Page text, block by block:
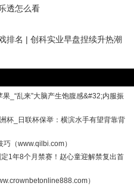
透怎么看
排名 | 创科实业早盘捏续升热潮
_“乱来”大脑产生饱腹感&#32;内服振
杯_日联杯保举：横滨水手有望背靠背
（www.qilbi.com）
1年8个月禁赛！赵心童迎解禁复出首
）